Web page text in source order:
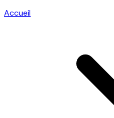
Accueil